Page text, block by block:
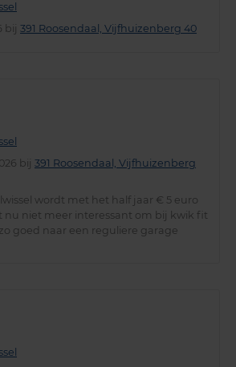
bij 391 Roosendaal, Vijfhuizenberg 40
bij 391 Roosendaal, Vijfhuizenberg
wordt met het half jaar € 5 euro
nu niet meer interessant om bij kwik fit
goed naar een reguliere garage